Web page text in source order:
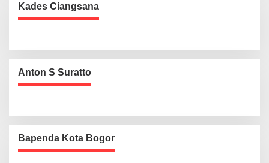
Kades Ciangsana
Anton S Suratto
Bapenda Kota Bogor